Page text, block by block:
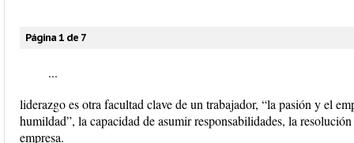
Página 1 de 7
...
liderazgo es otra facultad clave de un trabajador, “la pasión y el
humildad”, la capacidad de asumir responsabilidades, la
empresa.